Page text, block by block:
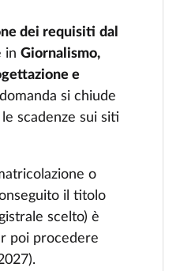
dei requisiti dal
inGiornalismo,
e
si chiude
scadenze sui siti
o
il titolo
scelto) è
poi procedere